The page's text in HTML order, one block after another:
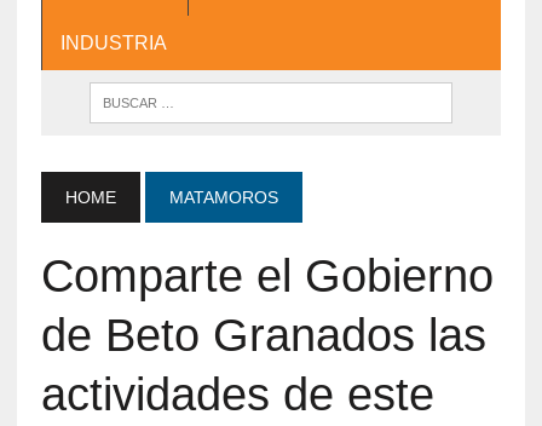
INDUSTRIA
HOME MATAMOROS
Comparte el Gobierno
de Beto Granados las
actividades de este